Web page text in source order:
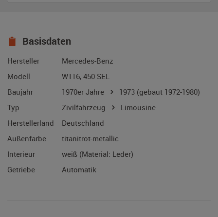
Basisdaten
Hersteller
Mercedes-Benz
Modell
W116, 450 SEL
Baujahr
1970er Jahre 1973 (gebaut 1972-1980)
Typ
Zivilfahrzeug
Limousine
Herstellerland
Deutschland
Außenfarbe
titanitrot-metallic
Interieur
weiß (Material: Leder)
Getriebe
Automatik